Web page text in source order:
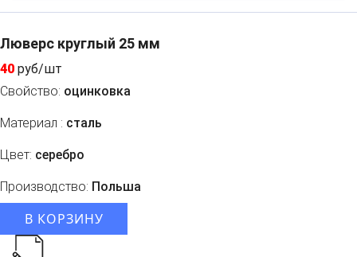
Люверс круглый 25 мм
40 руб/шт
Свойство: оцинковка
Материал : сталь
Цвет: серебро
Производство: Польша
В КОРЗИНУ